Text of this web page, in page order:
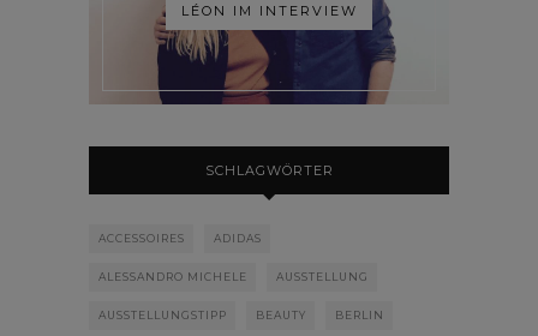
LÉON IM INTERVIEW
SCHLAGWÖRTER
ACCESSOIRES ADIDAS
ALESSANDRO MICHELE AUSSTELLUNG
AUSSTELLUNGSTIPP BEAUTY BERLIN